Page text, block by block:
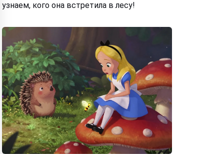
узнаем, кого она встретила в лесу!